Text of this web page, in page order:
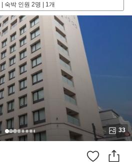
| 숙박 인원 2명 | 1개
33